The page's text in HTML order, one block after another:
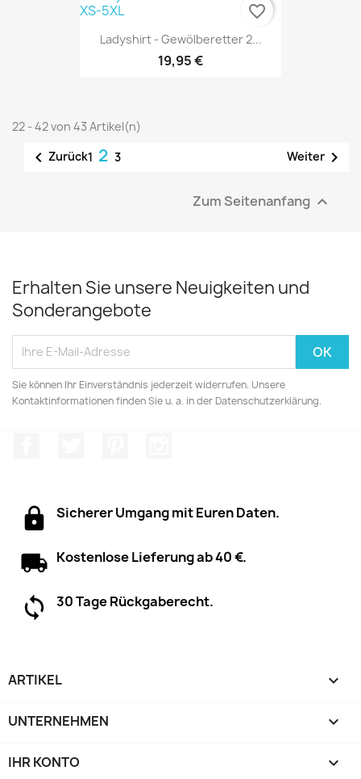
Ladyshirt - Gewölberetter 2...
19,95 €
favorite_border
22 - 42 von 43 Artikel(n)
 Zurück1 2 3 Weiter 
Zum Seitenanfang 
Erhalten Sie unsere Neuigkeiten und
Sonderangebote
Sie können Ihr Einverständnis jederzeit widerrufen. Unsere
Kontaktinformationen finden Sie u. a. in der Datenschutzerklärung.
Sicherer Umgang mit Euren Daten.
Kostenlose Lieferung ab 40 €.
30 Tage Rückgaberecht.
ARTIKEL 
UNTERNEHMEN 
IHR KONTO 